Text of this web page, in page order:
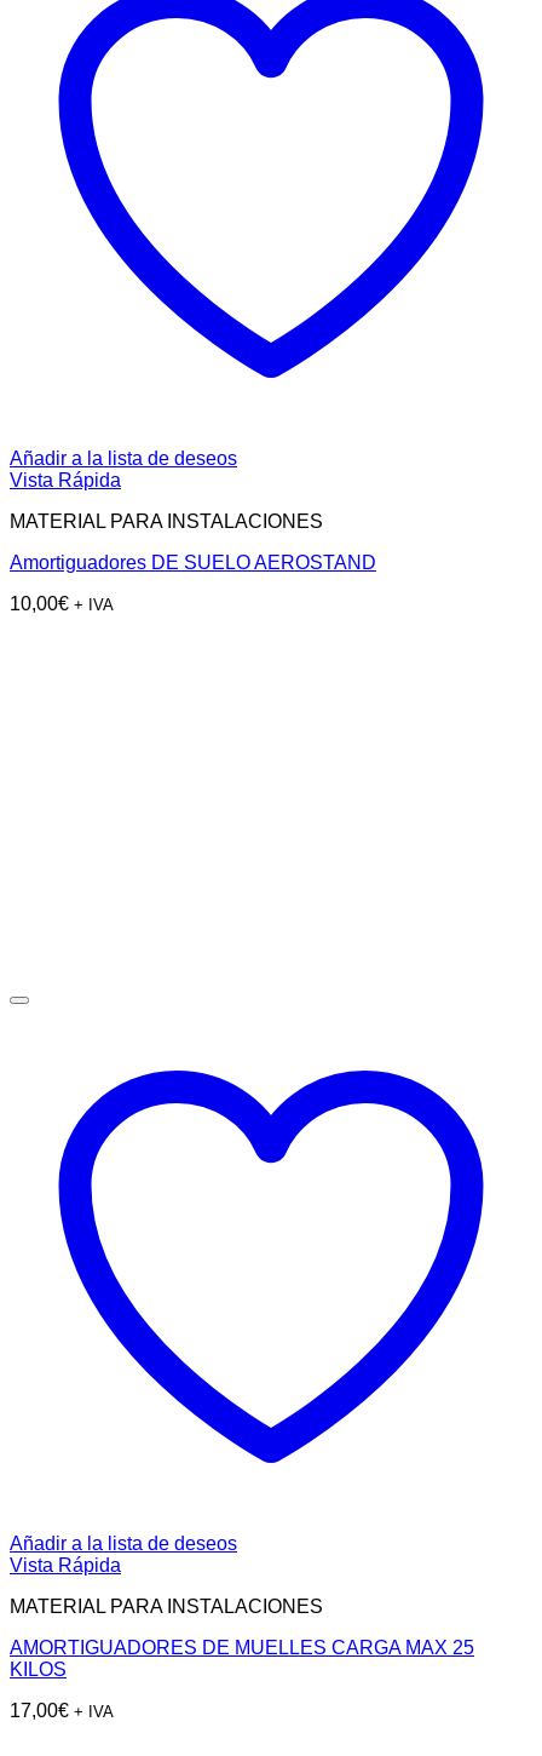
Añadir a la lista de deseos
Vista Rápida
MATERIAL PARA INSTALACIONES
Amortiguadores DE SUELO AEROSTAND
10,00€ + IVA
Añadir a la lista de deseos
Vista Rápida
MATERIAL PARA INSTALACIONES
AMORTIGUADORES DE MUELLES CARGA MAX 25
KILOS
17,00€ + IVA